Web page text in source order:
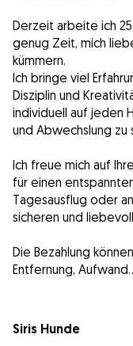
Derzeit arbeite ich
genug Zeit, mich
kümmern.
Ich bringe viel
Disziplin und
individuell auf jeden
und Abwechslung zu
Ich freue mich auf
für einen
Tagesausflug oder
sicheren und
Die Bezahlung
Entfernung,
Siris Hunde